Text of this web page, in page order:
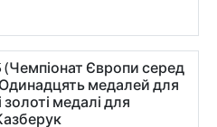
(Чемпіонат Європи серед
Одинадцять медалей для
золоті медалі для